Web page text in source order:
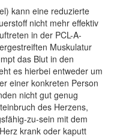
kann eine reduzierte
nicht mehr effektiv
in der PCL-A-
Muskulatur
das Blut in den
es hierbei entweder um
einer konkreten Person
nicht gut genug
des Herzens,
zu-sein mit dem
krank oder kaputt